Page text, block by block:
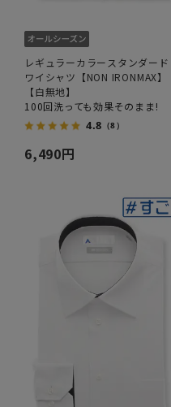
レギュラーカラースタンダード
ワイシャツ【NON IRONMAX】
【白無地】
100回洗っても効果そのまま!
4.8 （8）
6,490円